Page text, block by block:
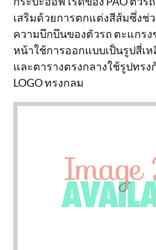
เสริมด้วยการตกแต่งสีส้มซึ่งช่
ความบึกบึนของตัวรถ ตะแกร
หน้าใช้การออกแบบเป็นรูปสี่เ
และตารางตรงกลางใช้รูปทร
LOGO ทรงกลม